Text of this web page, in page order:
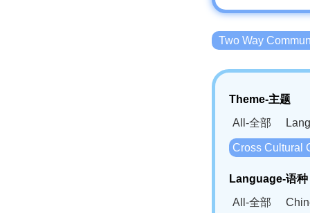
Two Way
Theme-主题
All-全部
Cross Cultural
Language-语种
All-全部